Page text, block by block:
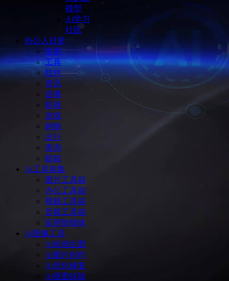
模型
Ai学习
社区
办公人日常
常用
工具
软件
资讯
直播
影视
游戏
购物
出行
查询
邮箱
Ai工具箱集
图片工具箱
办公工具箱
视频工具箱
音频工具箱
应用智能体
Ai图像工具
Ai绘画生图
Ai图片创作
Ai优化修复
Ai抠图抹除